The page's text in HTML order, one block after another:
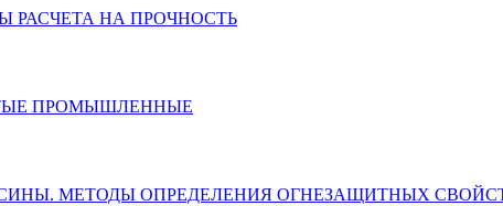
РАСЧЕТА НА ПРОЧНОСТЬ
ПРОМЫШЛЕННЫЕ
МЕТОДЫ ОПРЕДЕЛЕНИЯ ОГНЕЗАЩИТНЫХ